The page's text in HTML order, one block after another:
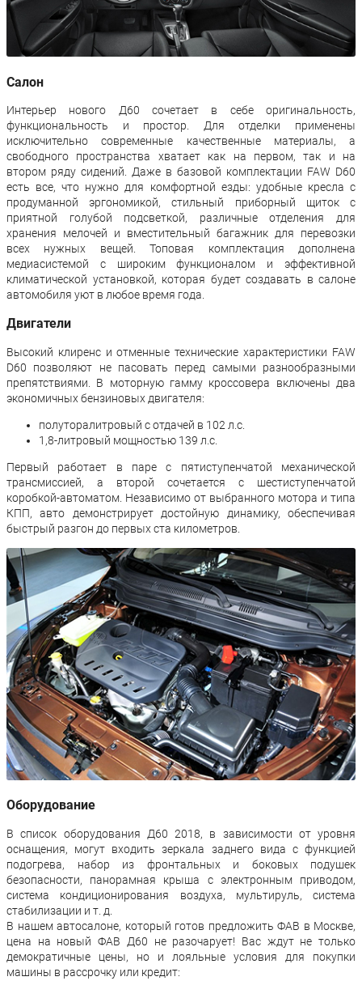
Салон
Интерьер нового Д60 сочетает в себе оригинальность,
функциональность и простор. Для отделки применены
исключительно современные качественные материалы, а
свободного пространства хватает как на первом, так и на
втором ряду сидений. Даже в базовой комплектации FAW D60
есть все, что нужно для комфортной езды: удобные кресла с
продуманной эргономикой, стильный приборный щиток с
приятной голубой подсветкой, различные отделения для
хранения мелочей и вместительный багажник для перевозки
всех нужных вещей. Топовая комплектация дополнена
медиасистемой с широким функционалом и эффективной
климатической установкой, которая будет создавать в салоне
автомобиля уют в любое время года.
Двигатели
Высокий клиренс и отменные технические характеристики FAW
D60 позволяют не пасовать перед самыми разнообразными
препятствиями. В моторную гамму кроссовера включены два
экономичных бензиновых двигателя:
полуторалитровый с отдачей в 102 л.с.
1,8-литровый мощностью 139 л.с.
Первый работает в паре с пятиступенчатой механической
трансмиссией, а второй сочетается с шестиступенчатой
коробкой-автоматом. Независимо от выбранного мотора и типа
КПП, авто демонстрирует достойную динамику, обеспечивая
быстрый разгон до первых ста километров.
Оборудование
В список оборудования Д60 2018, в зависимости от уровня
оснащения, могут входить зеркала заднего вида с функцией
подогрева, набор из фронтальных и боковых подушек
безопасности, панорамная крыша с электронным приводом,
система кондиционирования воздуха, мультируль, система
стабилизации и т. д.
В нашем автосалоне, который готов предложить ФАВ в Москве,
цена на новый ФАВ Д60 не разочарует! Вас ждут не только
демократичные цены, но и лояльные условия для покупки
машины в рассрочку или кредит: